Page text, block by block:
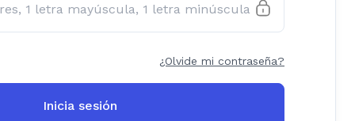
¿Olvide mi contraseña?